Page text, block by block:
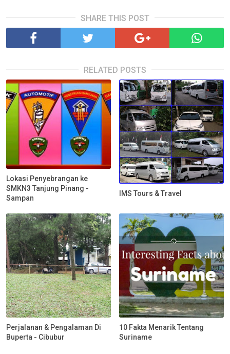
SHARE THIS POST
RELATED POSTS
Lokasi Penyebrangan ke
SMKN3 Tanjung Pinang -
Sampan
IMS Tours & Travel
Perjalanan & Pengalaman Di
Buperta - Cibubur
10 Fakta Menarik Tentang
Suriname